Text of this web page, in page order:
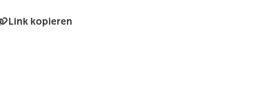
Link kopieren